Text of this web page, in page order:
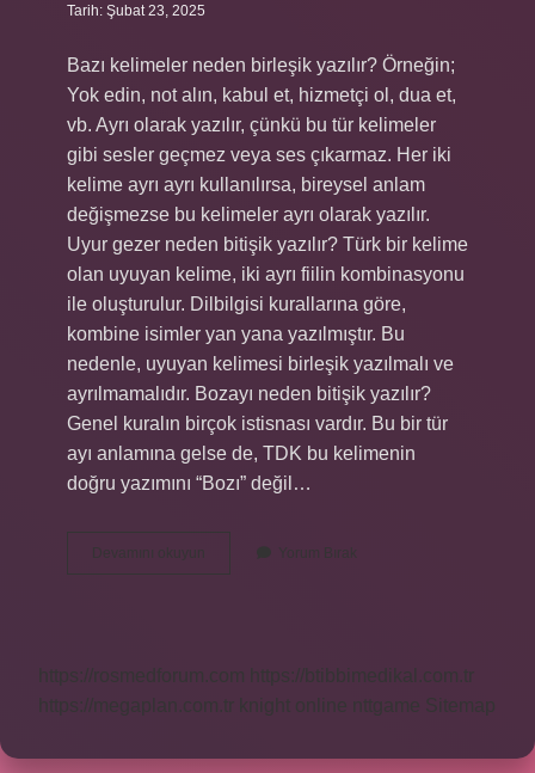
Tarih: Şubat 23, 2025
Bazı kelimeler neden birleşik yazılır? Örneğin;
Yok edin, not alın, kabul et, hizmetçi ol, dua et,
vb. Ayrı olarak yazılır, çünkü bu tür kelimeler
gibi sesler geçmez veya ses çıkarmaz. Her iki
kelime ayrı ayrı kullanılırsa, bireysel anlam
değişmezse bu kelimeler ayrı olarak yazılır.
Uyur gezer neden bitişik yazılır? Türk bir kelime
olan uyuyan kelime, iki ayrı fiilin kombinasyonu
ile oluşturulur. Dilbilgisi kurallarına göre,
kombine isimler yan yana yazılmıştır. Bu
nedenle, uyuyan kelimesi birleşik yazılmalı ve
ayrılmamalıdır. Bozayı neden bitişik yazılır?
Genel kuralın birçok istisnası vardır. Bu bir tür
ayı anlamına gelse de, TDK bu kelimenin
doğru yazımını “Bozı” değil…
Devamını okuyun
Bilinçaltı
Neden
Yorum Bırak
https://rosmedforum.com
https://btibbimedikal.com.tr
https://megaplan.com.tr knight online nttgame Sitemap